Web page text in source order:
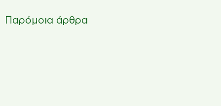
Παρόμοια άρθρα